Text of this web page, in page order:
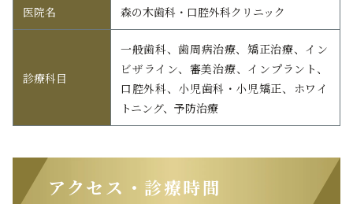
医院名 森の木歯科・口腔外科クリニック
診療科目
一般歯科、歯周病治療、矯正治療、イン
ビザライン、審美治療、インプラント、
口腔外科、小児歯科・小児矯正、ホワイ
トニング、予防治療
アクセス・診療時間